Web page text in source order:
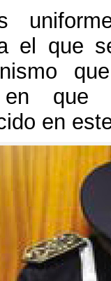
el que
en que
en